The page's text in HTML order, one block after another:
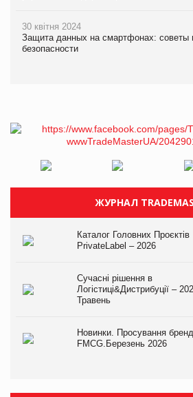
30 квітня 2024
Защита данных на смартфонах:
безопасности
ЖУРНАЛ
Каталог Головних Проєктів
PrivateLabel – 2026
Сучасні рішення в
Логістиці&Дистрибуції –
Травень
Новинки. Просування
FMCG.Березень 2026